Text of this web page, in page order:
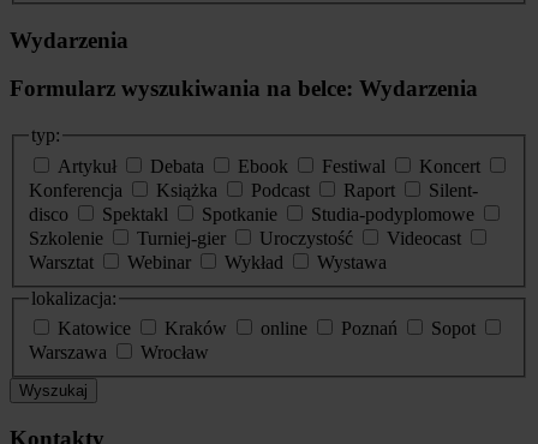
Wydarzenia
Formularz wyszukiwania na belce: Wydarzenia
typ:
Artykuł
Debata Ebook Festiwal
Koncert
Konferencja
Książka Podcast Raport
Silent-
disco
Spektakl Spotkanie
Studia-podyplomowe
Szkolenie
Turniej-gier Uroczystość
Videocast
Warsztat
Webinar Wykład
Wystawa
lokalizacja:
Katowice
Kraków online Poznań
Sopot
Warszawa
Wrocław
Wyszukaj
Kontakty